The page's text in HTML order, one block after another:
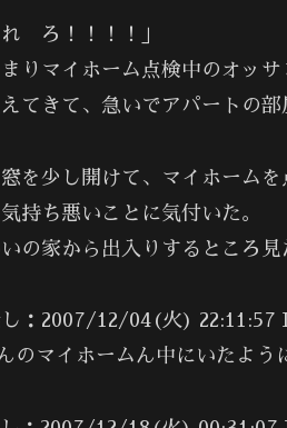
！！！！」
りマイホーム点検中のオッ
てきて、急いでアパートの部
を少し開けて、マイホームを
持ち悪いことに気付いた。
の家から出入りするところ見
し：2007/12/04(火)
のマイホームん中にいたよう